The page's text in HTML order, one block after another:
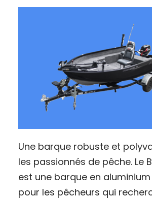
Une barque robuste et
les passionnés de pêche. Le
est une barque en
pour les pêcheurs qui